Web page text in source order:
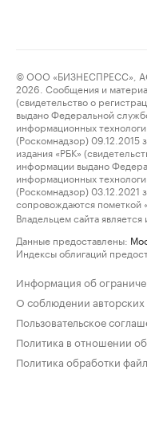
© ООО «БИЗНЕСПРЕСС»,
2026. Сообщения и
(свидетельство о
выдано Федеральной
информационных
(Роскомнадзор)
издания «РБК»
информации выдано
информационных
(Роскомнадзор)
сопровождаются пометкой
Владельцем сайта
Данные предоставлены:
Индексы облигаций
Информация об
О соблюдении авторских
Пользовательское
Политика в отношении
Политика обработки